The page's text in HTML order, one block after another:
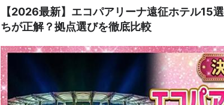
【2026最新】エコパアリーナ遠征ホテル15
ちが正解？拠点選びを徹底比較